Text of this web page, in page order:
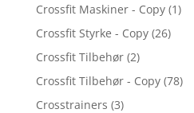
Crossfit Maskiner - Copy (1)
Crossfit Styrke - Copy (26)
Crossfit Tilbehør (2)
Crossfit Tilbehør - Copy (78)
Crosstrainers (3)